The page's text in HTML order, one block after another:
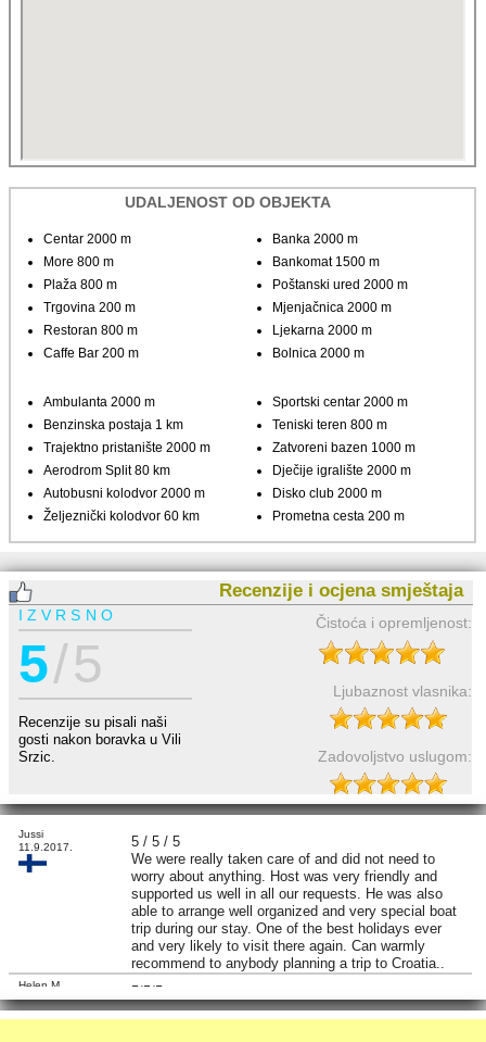
UDALJENOST OD OBJEKTA
Centar 2000 m
More 800 m
Plaža 800 m
Trgovina 200 m
Restoran 800 m
Caffe Bar 200 m
Banka 2000 m
Bankomat 1500 m
Poštanski ured 2000 m
Mjenjačnica 2000 m
Ljekarna 2000 m
Bolnica 2000 m
Ambulanta 2000 m
Benzinska postaja 1 km
Trajektno pristanište 2000 m
Aerodrom Split 80 km
Autobusni kolodvor 2000 m
Željeznički kolodvor 60 km
Sportski centar 2000 m
Teniski teren 800 m
Zatvoreni bazen 1000 m
Dječije igralište 2000 m
Disko club 2000 m
Prometna cesta 200 m
Recenzije i ocjena smještaja
IZVRSNO
5/ 5
Recenzije su pisali naši
gosti nakon boravka u Vili
Srzic.
Čistoća i opremljenost:
Ljubaznost vlasnika:
Zadovoljstvo uslugom: